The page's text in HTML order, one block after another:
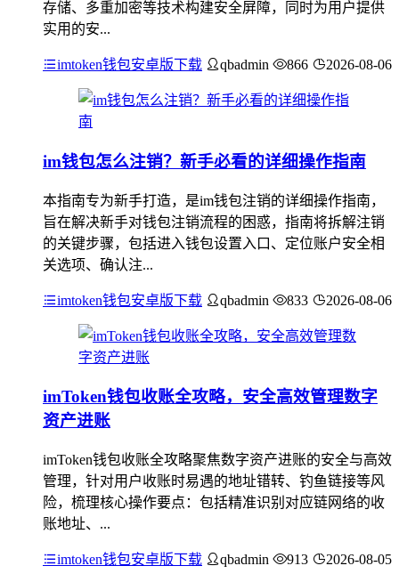
存储、多重加密等技术构建安全屏障，同时为用户提供
实用的安...
imtoken钱包安卓版下载 qbadmin 866 2026-08-06
im钱包怎么注销？新手必看的详细操作指南
本指南专为新手打造，是im钱包注销的详细操作指南，
旨在解决新手对钱包注销流程的困惑，指南将拆解注销
的关键步骤，包括进入钱包设置入口、定位账户安全相
关选项、确认注...
imtoken钱包安卓版下载 qbadmin 833 2026-08-06
imToken钱包收账全攻略，安全高效管理数字
资产进账
imToken钱包收账全攻略聚焦数字资产进账的安全与高效
管理，针对用户收账时易遇的地址错转、钓鱼链接等风
险，梳理核心操作要点：包括精准识别对应链网络的收
账地址、...
imtoken钱包安卓版下载 qbadmin 913 2026-08-05